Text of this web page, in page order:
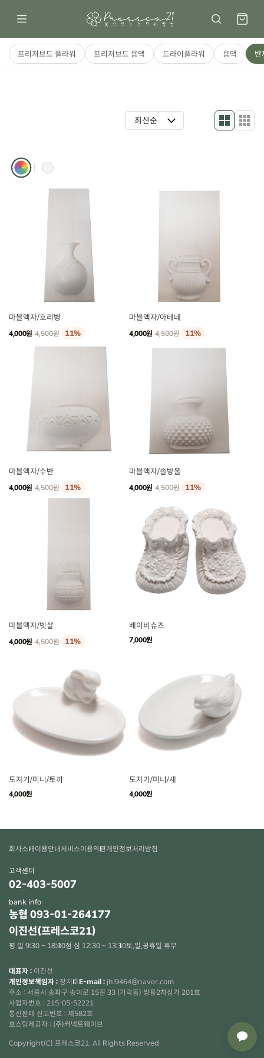
프리저브드 플라워 프리저브드 용액 드라이플라워 용액 반
마블액자/호리병
4,000원 4,500원 11%
마블액자/아테네
4,000원 4,500원 11%
마블액자/수반
4,000원 4,500원 11%
마블액자/솔방울
4,000원 4,500원 11%
마블액자/빗살
4,000원 4,500원 11%
베이비슈즈
7,000원
도자기/미니/토끼
4,000원
도자기/미니/새
4,000원
회사소개이용안내서비스이용약관개인정보처리방침
고객센터
02-403-5007
bank info
농협 093-01-264177
이진선(프레스코21)
평 일 9:30 ~ 18:00점 심 12:30 ~ 13:30토,일,공휴일 휴무
대표자 : 이진선
개인정보책임자 : 장지호E-mail : jhl9464@naver.com
주소 : 서울시 송파구 송이로 15길 33 (가락동) 쌍용2차상가 201호
사업자번호 : 215-05-52221
통신판매 신고번호 : 제582호
호스팅제공자 : (주)커넥트웨이브
Copyright(C) 프레스코21. All Rights Reserved